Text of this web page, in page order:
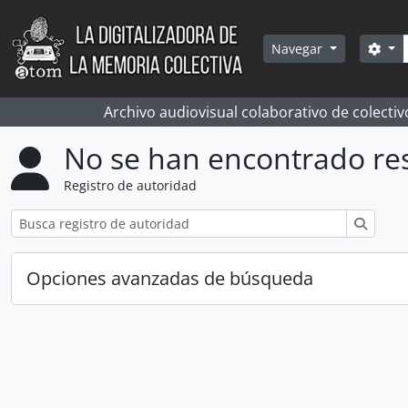
Skip to main content
Navegar
Archivo audiovisual colaborativo de
No se han encontrado
Registro de autoridad
Opciones avanzadas de búsqueda